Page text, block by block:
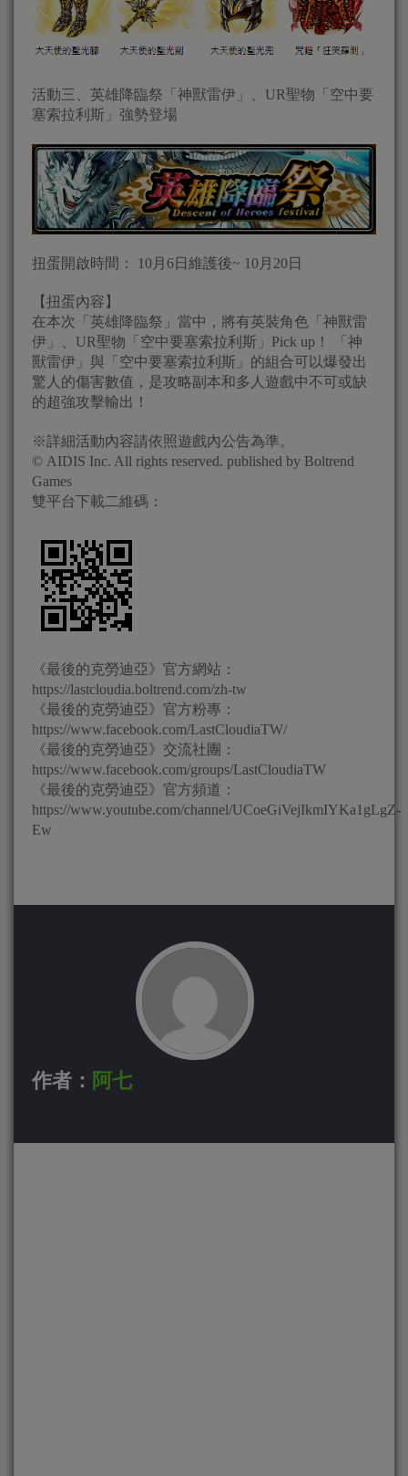
活動三、英雄降臨祭「神獸雷伊」、UR聖物「空中要
塞索拉利斯」強勢登場
扭蛋開啟時間： 10月6日維護後~ 10月20日
【扭蛋內容】
在本次「英雄降臨祭」當中，將有英裝角色「神獸雷
伊」、UR聖物「空中要塞索拉利斯」Pick up！ 「神
獸雷伊」與「空中要塞索拉利斯」的組合可以爆發出
驚人的傷害數值，是攻略副本和多人遊戲中不可或缺
的超強攻擊輸出！
※詳細活動內容請依照遊戲內公告為準。
© AIDIS Inc. All rights reserved. published by Boltrend
Games
雙平台下載二維碼：
《最後的克勞迪亞》官方網站：
https://lastcloudia.boltrend.com/zh-tw
《最後的克勞迪亞》官方粉專：
https://www.facebook.com/LastCloudiaTW/
《最後的克勞迪亞》交流社團：
https://www.facebook.com/groups/LastCloudiaTW
《最後的克勞迪亞》官方頻道：
https://www.youtube.com/channel/UCoeGiVejIkmIYKa1gLgZ-
Ew
作者： 阿七